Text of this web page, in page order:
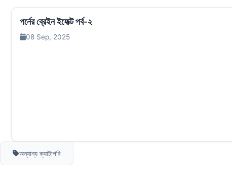
পর্নের ব্রেইন ইফেক্ট পর্ব-২
08 Sep, 2025
অন্যান্য ক্যাটাগরি